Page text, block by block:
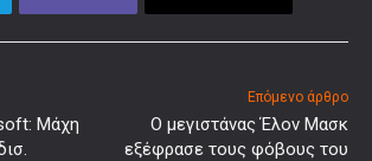
Μάχη
Επόμενο άρθρο
Ο μεγιστάνας Έλον Μασκ
εξέφρασε τους φόβους του